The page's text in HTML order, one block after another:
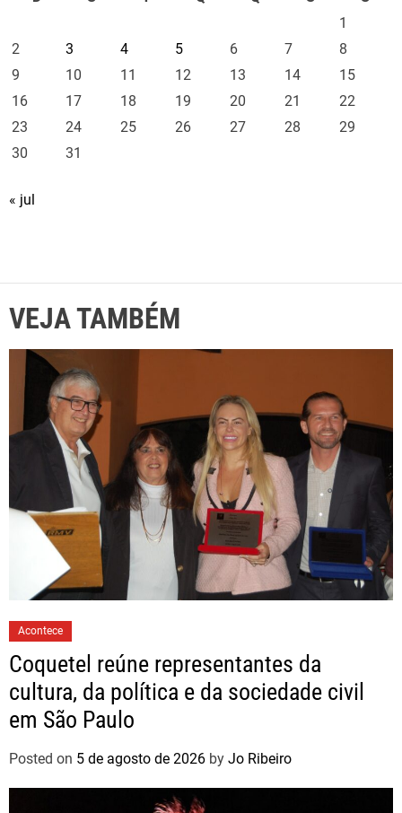
1
2
3 4 5 6 7
8
9
10 11 12 13 14
15
16
17 18 19 20 21
22
23
24 25 26 27 28
29
30
31
« jul
VEJA TAMBÉM
Acontece
Coquetel reúne representantes da
cultura, da política e da sociedade civil
em São Paulo
Posted on 5 de agosto de 2026 by Jo Ribeiro